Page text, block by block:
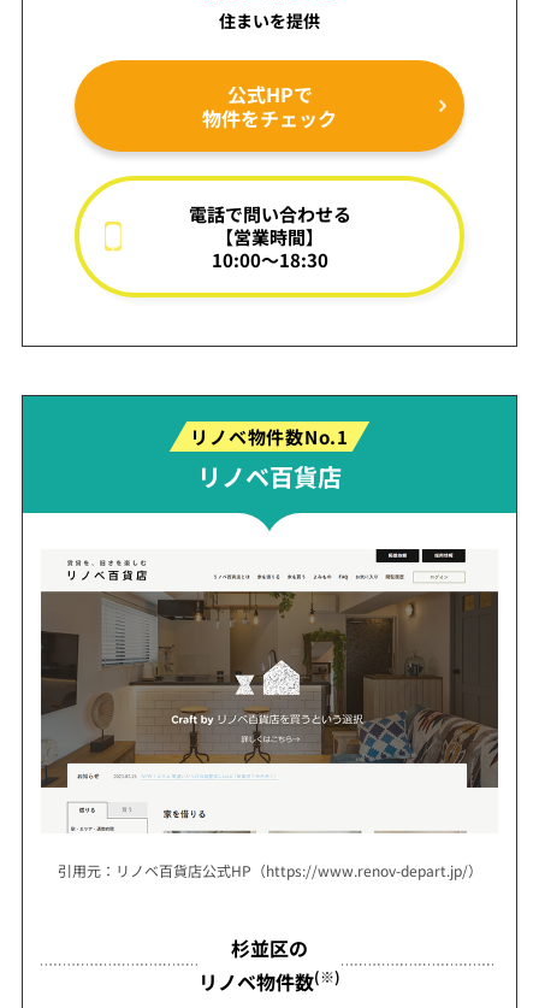
住まいを提供
公式HPで
物件をチェック
電話で問い合わせる
【営業時間】
10:00～18:30
リノベ物件数No.1
リノベ百貨店
引用元：リノベ百貨店公式HP（https://www.renov-depart.jp/）
杉並区の
リノベ物件数(※)